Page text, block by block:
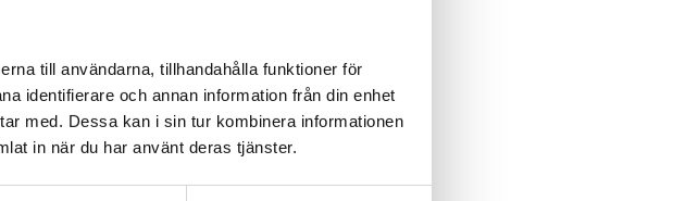
till användarna, tillhandahålla funktioner för
identifierare och annan information från din enhet
med. Dessa kan i sin tur kombinera informationen
in när du har använt deras tjänster.